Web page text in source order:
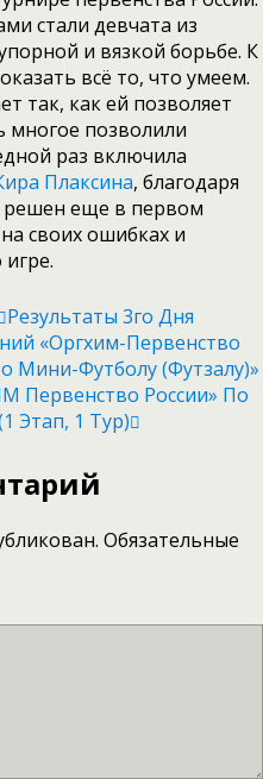
стали девчата из
и вязкой борьбе. К
всё то, что умеем.
так, как ей позволяет
многое позволили
раз включила
Плаксина, благодаря
решен еще в первом
своих ошибках и
Результаты 3го Дня
«Оргхим-Первенство
Мини-Футболу (футзалу)»
Первенство России» По
Этап, 1 Тур)
Обязательные